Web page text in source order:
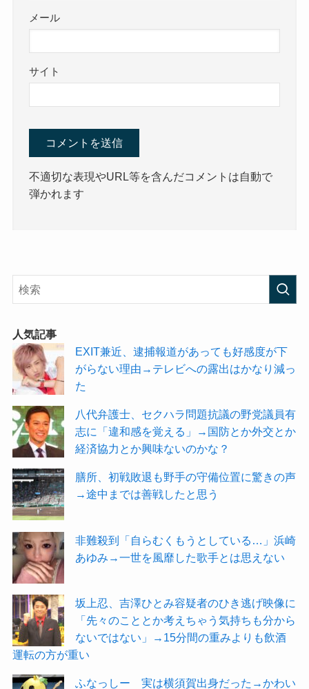
メール
サイト
不適切な表現やURL等を含んだコメントは自動で
弾かれます
人気記事
EXIT兼近、逮捕報道があっても好感度が下
がらない理由→テレビへの露出はかなり減っ
た
八代弁護士、セクハラ問題抗議の野党議員有
志に「違和感を覚える」→国防とか外交とか
経済協力とか興味ないのかな？
膳所、初戦敗退も野手の守備位置に驚きの声
→途中までは善戦したと思う
非難殺到「自らむくもうとしている…」浜崎
あゆみ→一世を風靡した歌手とは思えない
坂上忍、吉澤ひとみ容疑者のひき逃げ映像に
「先々のこととか考えちゃう気持ちも分から
ないではない」→15分間の重みよりも飲酒
運転の方が重い
ふなっしー 実は横須賀出身だった→かわい